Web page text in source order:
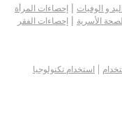
و الوفيات | إحصاءات المرأة
الأسرية | إحصاءات الفقر
| استخدام تكنولوجيا